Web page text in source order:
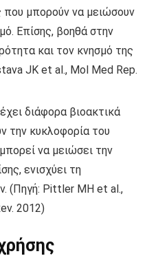
μπορούν να μειώσουν
Επίσης, βοηθά στην
και τον κνησμό της
JK et al., Mol Med Rep.
διάφορα βιοακτικά
την κυκλοφορία του
να μειώσει την
ενισχύει τη
(Πηγή: Pittler MH et al.,
2012)